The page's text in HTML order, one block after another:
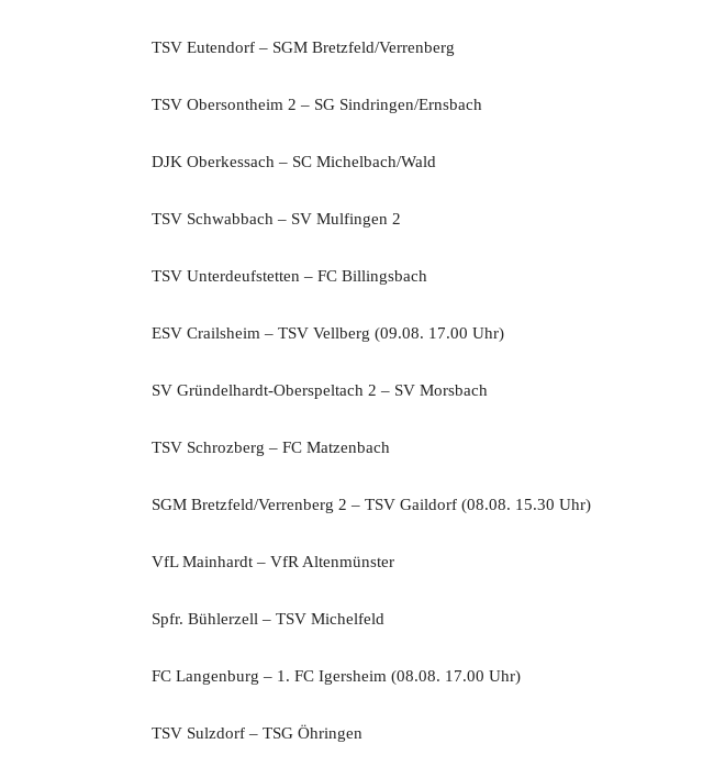
TSV Eutendorf – SGM Bretzfeld/Verrenberg
TSV Obersontheim 2 – SG Sindringen/Ernsbach
DJK Oberkessach – SC Michelbach/Wald
TSV Schwabbach – SV Mulfingen 2
TSV Unterdeufstetten – FC Billingsbach
ESV Crailsheim – TSV Vellberg (09.08. 17.00 Uhr)
SV Gründelhardt-Oberspeltach 2 – SV Morsbach
TSV Schrozberg – FC Matzenbach
SGM Bretzfeld/Verrenberg 2 – TSV Gaildorf (08.08. 15.30 Uhr)
VfL Mainhardt – VfR Altenmünster
Spfr. Bühlerzell – TSV Michelfeld
FC Langenburg – 1. FC Igersheim (08.08. 17.00 Uhr)
TSV Sulzdorf – TSG Öhringen